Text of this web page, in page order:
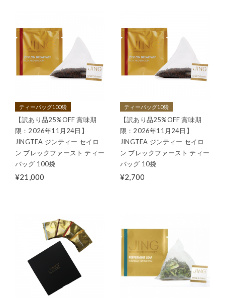
ティーバッグ100袋
【訳あり品25%OFF 賞味期
限：2026年11月24日】
JINGTEA ジンティー セイロ
ン ブレックファースト ティー
バッグ 100袋
¥21,000
ティーバッグ10袋
【訳あり品25%OFF 賞味期
限：2026年11月24日】
JINGTEA ジンティー セイロ
ン ブレックファースト ティー
バッグ 10袋
¥2,700